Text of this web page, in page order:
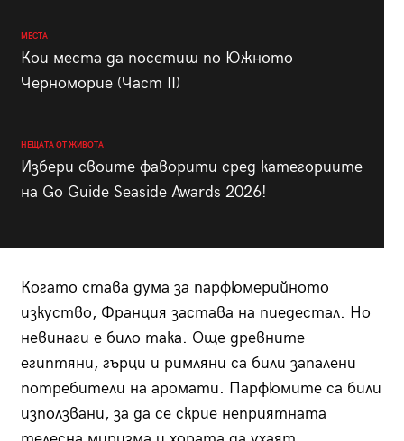
МЕСТА
Кои места да посетиш по Южното
Черноморие (Част II)
НЕЩАТА ОТ ЖИВОТА
Избери своите фаворити сред категориите
на Go Guide Seaside Awards 2026!
Когато става дума за парфюмерийното
изкуство, Франция застава на пиедестал. Но
невинаги е било така. Още древните
египтяни, гърци и римляни са били запалени
потребители на аромати. Парфюмите са били
използвани, за да се скрие неприятната